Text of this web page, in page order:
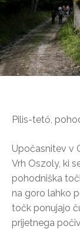
Pilis-tető,
Upočasnitev v
Vrh Oszoly, ki
pohodniška
na goro lahko
točk ponujajo
prijetnega